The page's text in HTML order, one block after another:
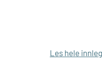
Les hele